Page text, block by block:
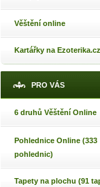
Věštění online
Kartářky na Ezoterika.cz
PRO VÁS
6 druhů Věštění Online
Pohlednice Online (333
pohlednic)
Tapety na plochu (91